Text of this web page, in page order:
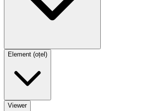
Element (oțel)
Viewer